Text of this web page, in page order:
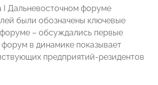
I Дальневосточном форуме
были обозначены ключевые
– обсуждались первые
форум в динамике показывает
предприятий-резидентов